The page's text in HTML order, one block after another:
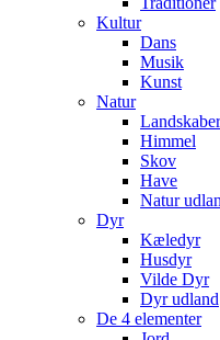
Kultur
Dans
Musik
Kunst
Natur
Landskaber
Himmel
Skov
Have
Natur
Dyr
Kæledyr
Husdyr
Vilde Dyr
Dyr udland
De 4 elementer